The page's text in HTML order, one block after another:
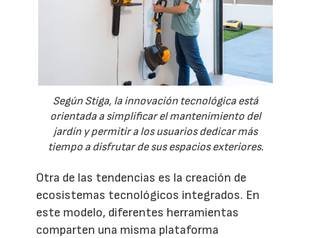
Según Stiga, la innovación tecnológica está
orientada a simplificar el mantenimiento del
jardín y permitir a los usuarios dedicar más
tiempo a disfrutar de sus espacios exteriores.
Otra de las tendencias es la creación de
ecosistemas tecnológicos integrados. En
este modelo, diferentes herramientas
comparten una misma plataforma